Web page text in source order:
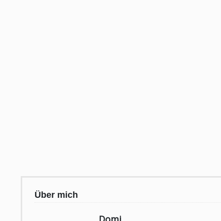
Über mich